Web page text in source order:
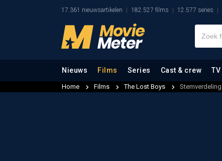
17.361 nieuwsartikelen 182.527 films 12.577 series
Nieuws Films Series Cast & crew TV
Home Films The Lost Boys Stemverdeling